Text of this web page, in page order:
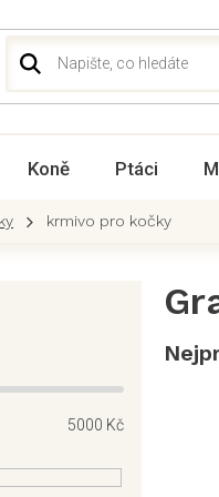
Koně Ptáci
krmivo pro kočky
5000 Kč